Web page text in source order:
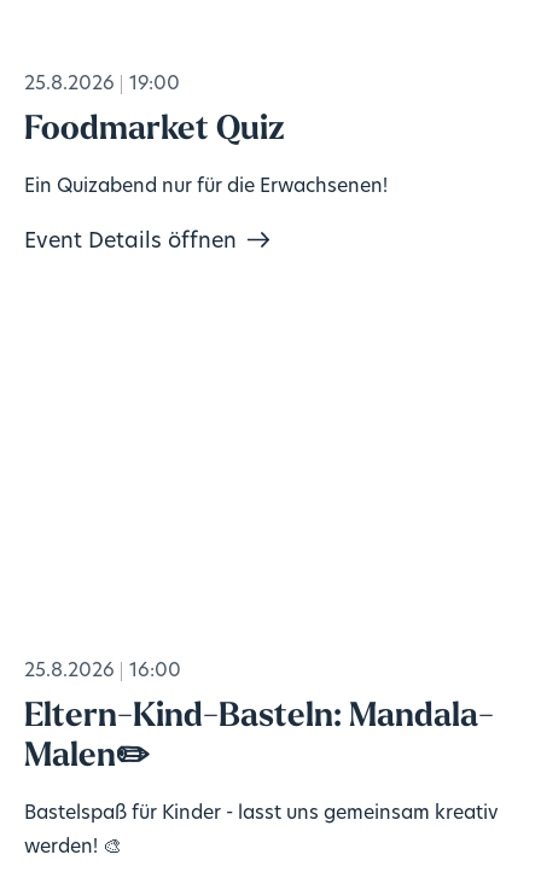
25.8.2026 19:00
Foodmarket Quiz
Ein Quizabend nur für die Erwachsenen!
Event Details öffnen
25.8.2026 16:00
Eltern-Kind-Basteln: Mandala-
Malen✏️
Bastelspaß für Kinder - lasst uns gemeinsam kreativ
werden! 🎨